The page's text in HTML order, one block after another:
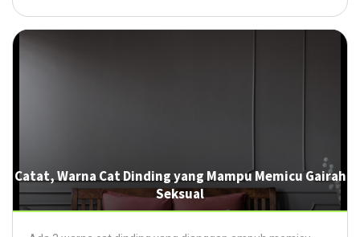
Catat, Warna Cat Dinding yang Mampu Memicu Gairah
Seksual